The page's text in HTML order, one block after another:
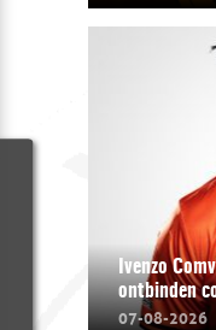
Ivenzo
ontbinden
07-08-2026